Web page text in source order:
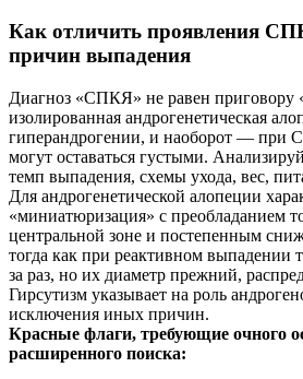
Как отличить проявления
причин выпадения
Диагноз «СПКЯ» не равен приговору
изолированная андрогенетическая
гиперандрогении, и наоборот — при
могут оставаться густыми.
темп выпадения, схемы ухода, вес,
Для андрогенетической алопеции
«миниатюризация» с преобладанием
центральной зоне и постепенным
тогда как при реактивном выпадении
за раз, но их диаметр прежний,
Гирсутизм указывает на роль
исключения иных причин.
Красные флаги, требующие очного
расширенного поиска: